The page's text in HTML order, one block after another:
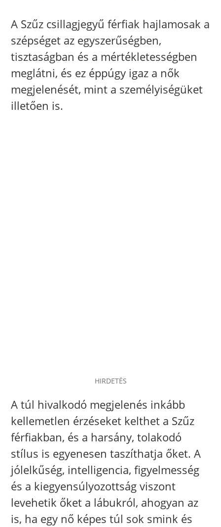
A Szűz csillagjegyű férfiak hajlamosak a
szépséget az egyszerűségben,
tisztaságban és a mértékletességben
meglátni, és ez éppúgy igaz a nők
megjelenését, mint a személyiségüket
illetően is.
HIRDETÉS
A túl hivalkodó megjelenés inkább
kellemetlen érzéseket kelthet a Szűz
férfiakban, és a harsány, tolakodó
stílus is egyenesen taszíthatja őket. A
jólelkűség, intelligencia, figyelmesség
és a kiegyensúlyozottság viszont
levehetik őket a lábukról, ahogyan az
is, ha egy nő képes túl sok smink és